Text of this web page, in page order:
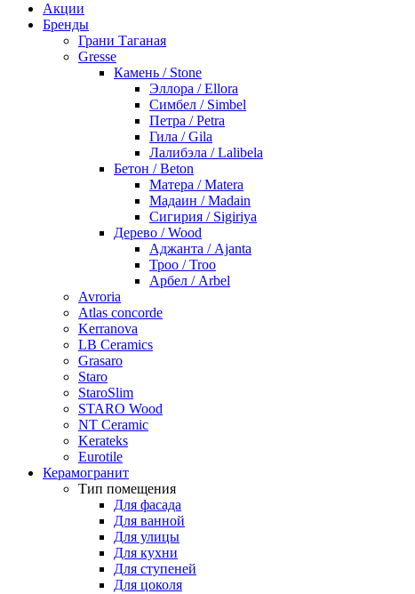
Акции
Бренды
Грани Таганая
Gresse
Камень / Stone
Эллора / Ellora
Симбел / Simbel
Петра / Petra
Гила / Gila
Лалибэла / Lalibela
Бетон / Beton
Матера / Matera
Мадаин / Madain
Сигирия / Sigiriya
Дерево / Wood
Аджанта / Ajanta
Троо / Troo
Арбел / Arbel
Avroria
Atlas concorde
Kerranova
LB Ceramics
Grasaro
Staro
StaroSlim
STARO Wood
NT Ceramic
Kerateks
Eurotile
Керамогранит
Тип помещения
Для фасада
Для ванной
Для улицы
Для кухни
Для ступеней
Для цоколя